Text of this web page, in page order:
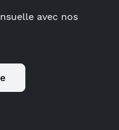
avec nos